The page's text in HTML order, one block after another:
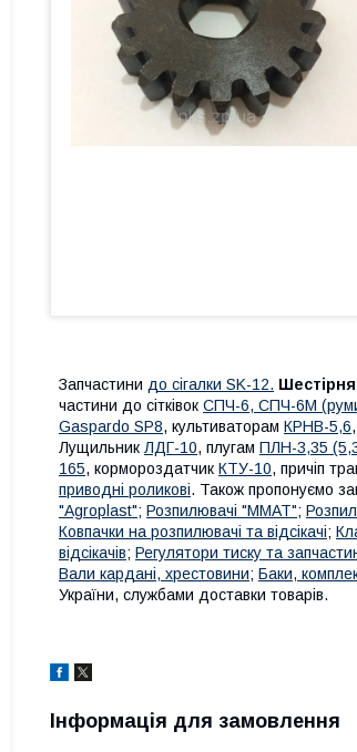
Запчастини до сігалки SK-12.
частини до сітківок СПЧ-6, СПЧ-6М
Gaspardo SP8, культиваторам КРНВ-5,6,
Лущильник ЛДГ-10, плугам ПЛН-3,35
165, кормороздатчик КТУ-10, причіп
приводні роликові. Також пропонуємо
"Agroplast"; Розпилювачі "MMAT";
Ковпачки на розпилювачі та відсікачі;
відсікачів; Регулятори тиску та
Вали кардані, хрестовини; Баки,
України, службами доставки товарів.
Інформація для замовлення